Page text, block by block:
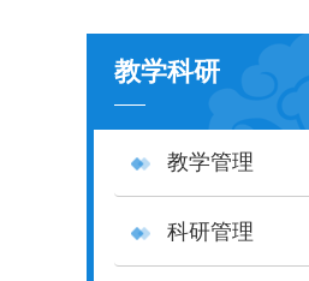
教学科研
教学管理
科研管理